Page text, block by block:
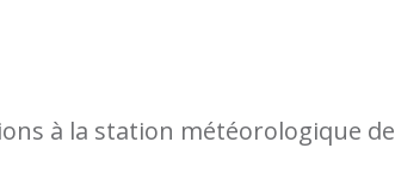
à la station météorologique de